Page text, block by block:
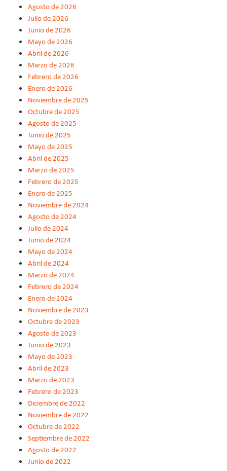
Agosto de 2026
Julio de 2026
Junio de 2026
Mayo de 2026
Abril de 2026
Marzo de 2026
Febrero de 2026
Enero de 2026
Noviembre de 2025
Octubre de 2025
Agosto de 2025
Junio de 2025
Mayo de 2025
Abril de 2025
Marzo de 2025
Febrero de 2025
Enero de 2025
Noviembre de 2024
Agosto de 2024
Julio de 2024
Junio de 2024
Mayo de 2024
Abril de 2024
Marzo de 2024
Febrero de 2024
Enero de 2024
Noviembre de 2023
Octubre de 2023
Agosto de 2023
Junio de 2023
Mayo de 2023
Abril de 2023
Marzo de 2023
Febrero de 2023
Diciembre de 2022
Noviembre de 2022
Octubre de 2022
Septiembre de 2022
Agosto de 2022
Junio de 2022